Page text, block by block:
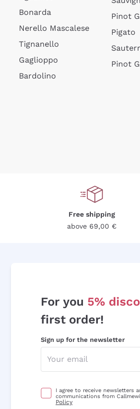
Bonarda
Nerello Mascalese
Tignanello
Gaglioppo
Bardolino
Pinot
Pigato
Pinot
Free shipping
above 69,00 €
For you 5%
first order!
Sign up for the newsletter
I agree to receive newsletters
communications from
Policy